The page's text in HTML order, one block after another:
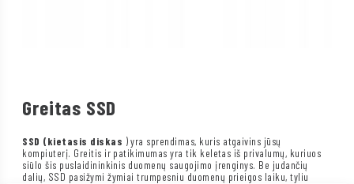
Greitas SSD
SSD (kietasis diskas ) yra sprendimas, kuris atgaivins jūsų
kompiuterį. Greitis ir patikimumas yra tik keletas iš privalumų, kuriuos
siūlo šis puslaidininkinis duomenų saugojimo įrenginys. Be judančių
dalių, SSD pasižymi žymiai trumpesniu duomenų prieigos laiku, tyliu